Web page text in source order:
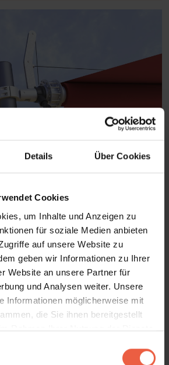
Details Über Cookies
Cookies
um Inhalte und Anzeigen zu
für soziale Medien anbieten
auf unsere Website zu
geben wir Informationen zu Ihrer
Website an unsere Partner für
und Analysen weiter. Unsere
Informationen möglicherweise mit
die Sie ihnen bereitgestellt
Rahmen Ihrer Nutzung der Dienste